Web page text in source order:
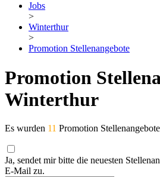
Jobs
>
Winterthur
>
Promotion Stellenangebote
Promotion
Winterthur
Es wurden 11 Promotion
Ja, sendet mir bitte die neuesten
E-Mail zu.